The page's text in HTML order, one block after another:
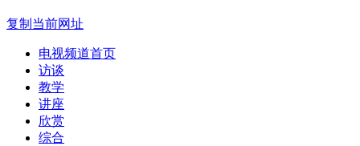
复制当前网址
电视频道首页
访谈
教学
讲座
欣赏
综合